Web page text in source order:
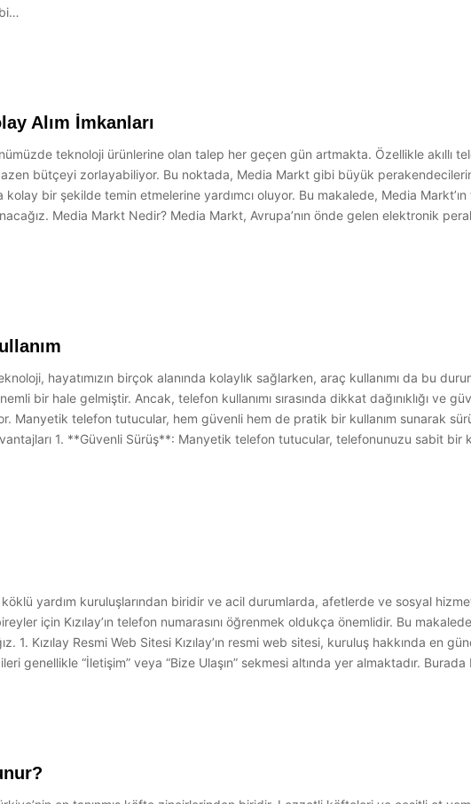
Alım İmkanları
teknoloji ürünlerine olan talep her geçen gün artmakta. Özellikle akıllı
bütçeyi zorlayabiliyor. Bu noktada, Media Markt gibi büyük
bir şekilde temin etmelerine yardımcı oluyor. Bu makalede, Media
Media Markt Nedir? Media Markt, Avrupa’nın önde gelen elektronik
hayatımızın birçok alanında kolaylık sağlarken, araç kullanımı da bu
bir hale gelmiştir. Ancak, telefon kullanımı sırasında dikkat dağınıklığı ve
telefon tutucular, hem güvenli hem de pratik bir kullanım sunarak
1. **Güvenli Sürüş**: Manyetik telefon tutucular, telefonunuzu sabit bir
köklü yardım kuruluşlarından biridir ve acil durumlarda, afetlerde ve sosyal
için Kızılay’ın telefon numarasını öğrenmek oldukça önemlidir. Bu
1. Kızılay Resmi Web Sitesi Kızılay’ın resmi web sitesi, kuruluş hakkında en
“İletişim” veya “Bize Ulaşın” sekmesi altında yer almaktadır. Burada